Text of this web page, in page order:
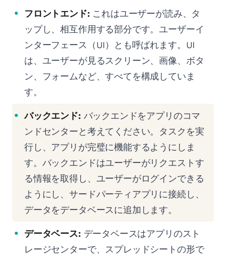
フロントエンド:これはユーザーが読み、タ
ップし、相互作用する部分です。ユーザーイ
ンターフェース（UI）とも呼ばれます。UI
は、ユーザーが見るスクリーン、画像、ボタ
ン、フォームなど、すべてを構成していま
す。
バックエンド:バックエンドをアプリのコマ
ンドセンターと考えてください。タスクを実
行し、アプリが完璧に機能するようにしま
す。バックエンドはユーザーがリクエストす
る情報を取得し、ユーザーがログインできる
ようにし、サードパーティアプリに接続し、
データをデータベースに追加します。
データベース:データベースはアプリのスト
レージセンターで、スプレッドシートの形で